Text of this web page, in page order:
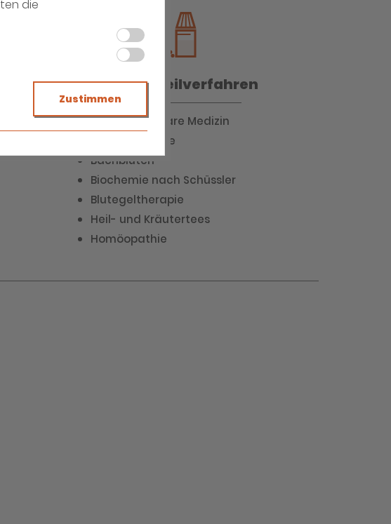
die
Zustimmen
Naturheilverfahren
Orthomolekulare Medizin
Aromatherapie
Bachblüten
Biochemie nach Schüssler
Blutegeltherapie
Heil- und Kräutertees
Homöopathie